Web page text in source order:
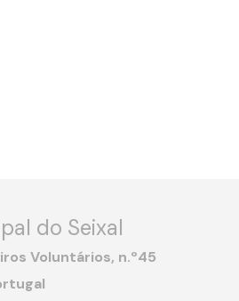
do Seixal
Voluntários, n.º45